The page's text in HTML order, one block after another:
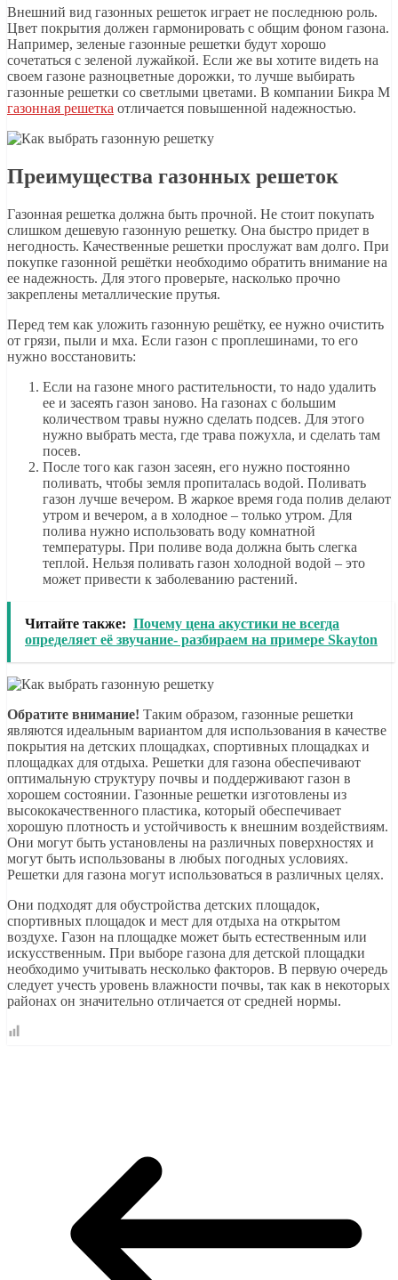
Внешний вид газонных решеток играет не последнюю роль.
Цвет покрытия должен гармонировать с общим фоном газона.
Например, зеленые газонные решетки будут хорошо
сочетаться с зеленой лужайкой. Если же вы хотите видеть на
своем газоне разноцветные дорожки, то лучше выбирать
газонные решетки со светлыми цветами. В компании Бикра М
газонная решетка отличается повышенной надежностью.
Преимущества газонных решеток
Газонная решетка должна быть прочной. Не стоит покупать
слишком дешевую газонную решетку. Она быстро придет в
негодность. Качественные решетки прослужат вам долго. При
покупке газонной решётки необходимо обратить внимание на
ее надежность. Для этого проверьте, насколько прочно
закреплены металлические прутья.
Перед тем как уложить газонную решётку, ее нужно очистить
от грязи, пыли и мха. Если газон с проплешинами, то его
нужно восстановить:
Если на газоне много растительности, то надо удалить
ее и засеять газон заново. На газонах с большим
количеством травы нужно сделать подсев. Для этого
нужно выбрать места, где трава пожухла, и сделать там
посев.
После того как газон засеян, его нужно постоянно
поливать, чтобы земля пропиталась водой. Поливать
газон лучше вечером. В жаркое время года полив делают
утром и вечером, а в холодное – только утром. Для
полива нужно использовать воду комнатной
температуры. При поливе вода должна быть слегка
теплой. Нельзя поливать газон холодной водой – это
может привести к заболеванию растений.
Читайте также: Почему цена акустики не всегда
определяет её звучание- разбираем на примере Skayton
Обратите внимание! Таким образом, газонные решетки
являются идеальным вариантом для использования в качестве
покрытия на детских площадках, спортивных площадках и
площадках для отдыха. Решетки для газона обеспечивают
оптимальную структуру почвы и поддерживают газон в
хорошем состоянии. Газонные решетки изготовлены из
высококачественного пластика, который обеспечивает
хорошую плотность и устойчивость к внешним воздействиям.
Они могут быть установлены на различных поверхностях и
могут быть использованы в любых погодных условиях.
Решетки для газона могут использоваться в различных целях.
Они подходят для обустройства детских площадок,
спортивных площадок и мест для отдыха на открытом
воздухе. Газон на площадке может быть естественным или
искусственным. При выборе газона для детской площадки
необходимо учитывать несколько факторов. В первую очередь
следует учесть уровень влажности почвы, так как в некоторых
районах он значительно отличается от средней нормы.